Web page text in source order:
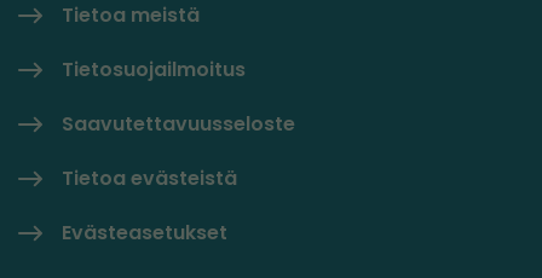
Tietoa meistä
Tietosuojailmoitus
Saavutettavuusseloste
Tietoa evästeistä
Evästeasetukset